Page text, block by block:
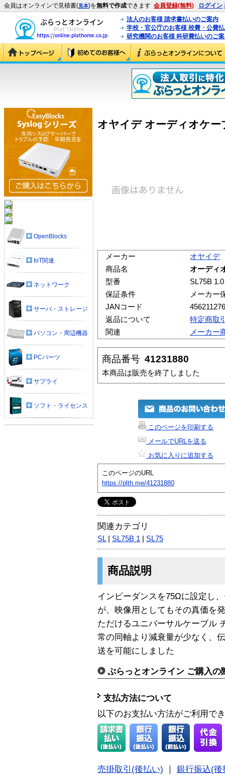
会員はオンラインで見積書(見本)を無料で作成できます 会員登録(無料) ログイン
法人のお客様 請求書払いのご案内
学校・官公庁のお客様 校費・公費
研究機関のお客様 科研費払いのご
オヤイデ オーディオケ
メーカー
オヤイデ
商品名
オーディ
型番
SL75B 1.0
保証条件
メーカー
JANコード
返品について
特定商取
関連
メーカー
商品番号 41231880
本商品は販売を終了しました
このページを印刷する
メールでURLを送る
お気に入りに追加する
このページのURL
https://plth.me/41231880
関連カテゴリ
SL| SL75B 1 SL75
商品説明
インピーダンスを75Ωに設定し
が、映像用としてもその真価を
ただけるユニバーサルケーブル
常の同軸より減衰量が少なく、
送を可能にしました
ぷらっとオンライン ご購入の
支払方法について
以下のお支払い方法がご利用で
売掛取引(後払い)
銀行振込(後
OpenBlocks
IoT関連
ネットワーク
サーバ・ストレージ
パソコン・周辺機器
PCパーツ
サプライ
ソフト・ライセンス